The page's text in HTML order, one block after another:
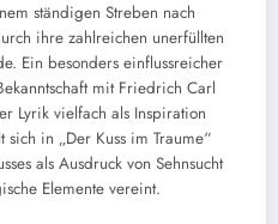
ständigen Streben nach
ihre zahlreichen unerfüllten
Ein besonders einflussreicher
mit Friedrich Carl
Lyrik vielfach als Inspiration
in „Der Kuss im Traume“
als Ausdruck von Sehnsucht
Elemente vereint.